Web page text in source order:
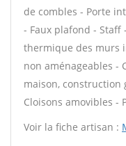
de combles - Porte
- Faux plafond -
thermique des murs
non aménageables -
maison, construction
Cloisons amovibles -
Voir la fiche artisan :